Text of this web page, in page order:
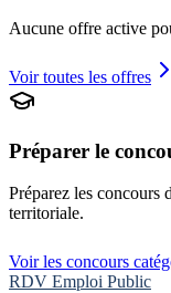
Aucune offre active
Voir toutes les offres
Préparer le
Préparez les concours
territoriale.
Voir les concours
RDV Emploi Public